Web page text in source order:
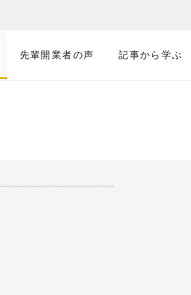
先輩開業者の声 記事から学ぶ